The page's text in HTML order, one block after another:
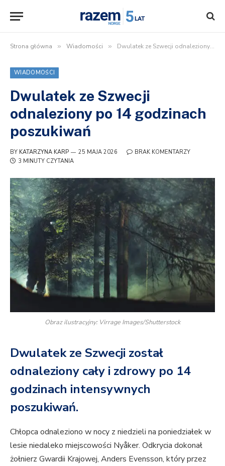
Strona główna » Wiadomości » Dwulatek ze Szwecji odnaleziony po 14 godzinach poszukiwań
WIADOMOŚCI
Dwulatek ze Szwecji
odnaleziony po 14 godzinach
poszukiwań
BY KATARZYNA KARP 25 MAJA 2026
BRAK KOMENTARZY
3 MINUTY CZYTANIA
Obraz ilustracyjny: Virrage Images/Shutterstock
Dwulatek ze Szwecji został
odnaleziony cały i zdrowy po 14
godzinach intensywnych
poszukiwań.
Chłopca odnaleziono w nocy z niedzieli na poniedziałek w
lesie niedaleko miejscowości Nyåker. Odkrycia dokonał
żołnierz Gwardii Krajowej, Anders Evensson, który przez